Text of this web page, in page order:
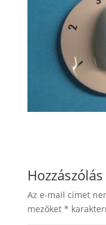
Az e-mail címet
mezőket *